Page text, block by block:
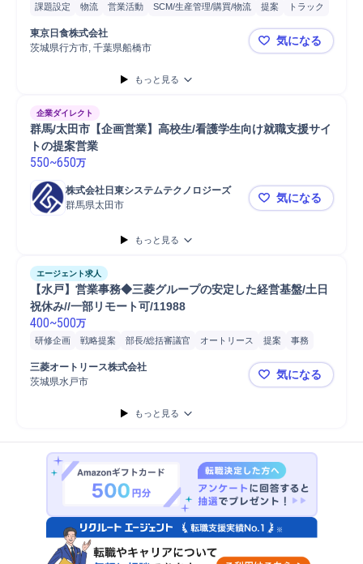
課題設定 物流 営業活動 SCM/生産管理/購買/物流 提案
トラック
青果
営業 顧客管理
顧客提案
顧客折衝 自動車運転 普通自動車
東京日食株式会社
茨城県行方市, 千葉県船橋市
【茨城/千
気になる
もっと見る
企業ダイレクト
群馬/太田市【企画営業】高校生/看護学生向け就職支援サイ
トの提案営業
550~650万
株式会社日東システムテクノロジーズ
群馬県太田市
群馬/太田市
気になる
もっと見る
エージェント求人
【水戸】営業事務◆三菱グループの安定した経営基盤/土日
祝休み//一部リモート可/11988
400~500万
研修企画 戦略提案 部長/総括審議官 オートリース 提案
事務
営業担当
新規事業 リース/レンタル
見積書作成
文書作成
三菱オートリース株式会社
茨城県水戸市
【水戸】営
気になる
もっと見る